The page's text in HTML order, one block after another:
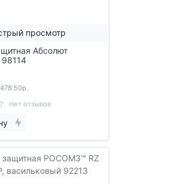
просмотр
Абсолют
Нет отзывов